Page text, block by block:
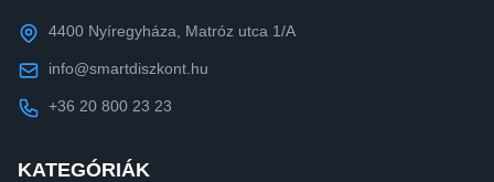
4400 Nyíregyháza, Matróz utca 1/A
info@smartdiszkont.hu
+36 20 800 23 23
KATEGÓRIÁK